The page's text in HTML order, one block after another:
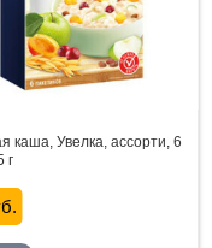
каша, Увелка, ассорти, 6
г